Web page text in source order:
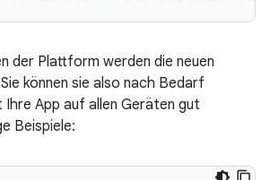
der Plattform werden die neuen
können sie also nach Bedarf
Ihre App auf allen Geräten gut
Beispiele: